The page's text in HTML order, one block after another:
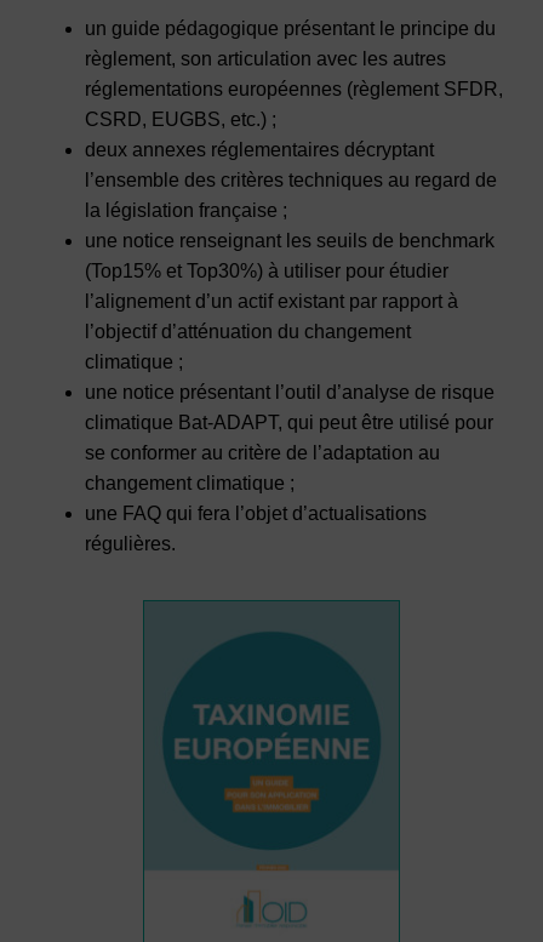
un guide pédagogique présentant le principe du
règlement, son articulation avec les autres
réglementations européennes (règlement SFDR,
CSRD, EUGBS, etc.) ;
deux annexes réglementaires décryptant
l’ensemble des critères techniques au regard de
la législation française ;
une notice renseignant les seuils de benchmark
(Top15% et Top30%) à utiliser pour étudier
l’alignement d’un actif existant par rapport à
l’objectif d’atténuation du changement
climatique ;
une notice présentant l’outil d’analyse de risque
climatique Bat-ADAPT, qui peut être utilisé pour
se conformer au critère de l’adaptation au
changement climatique ;
une FAQ qui fera l’objet d’actualisations
régulières.